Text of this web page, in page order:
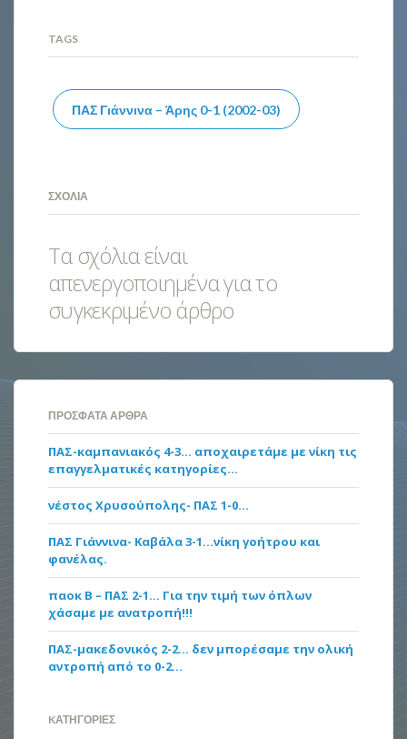
TAGS
ΠΑΣ Γιάννινα – Άρης 0-1 (2002-03)
ΣΧΌΛΙΑ
Τα σχόλια είναι
απενεργοποιημένα για το
συγκεκριμένο άρθρο
ΠΡΌΣΦΑΤΑ ΆΡΘΡΑ
ΠΑΣ-καμπανιακός 4-3… αποχαιρετάμε με νίκη τις
επαγγελματικές κατηγορίες…
νέστος Χρυσούπολης- ΠΑΣ 1-0…
ΠΑΣ Γιάννινα- Καβάλα 3-1…νίκη γοήτρου και
φανέλας.
παοκ Β – ΠΑΣ 2-1… Για την τιμή των όπλων
χάσαμε με ανατροπή!!!
ΠΑΣ-μακεδονικός 2-2… δεν μπορέσαμε την ολική
αντροπή από το 0-2…
KΑΤΗΓΟΡΊΕΣ